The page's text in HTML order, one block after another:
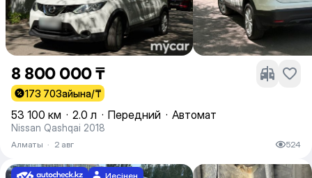
8 800 000 ₸
173 703айына/₸
53 100 км · 2.0 л · Передний · Автомат
Nissan Qashqai 2018
Алматы · 2 авг 524
Иесінен